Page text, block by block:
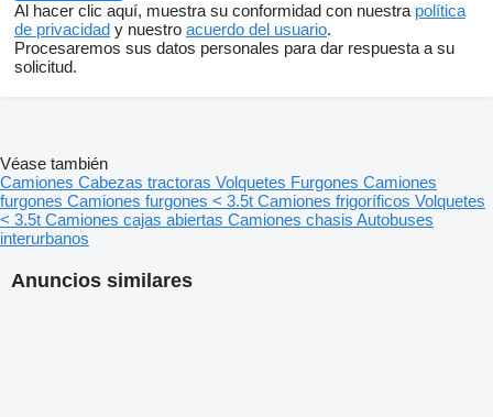
Al hacer clic aquí, muestra su conformidad con nuestra política
de privacidad y nuestro acuerdo del usuario.
Procesaremos sus datos personales para dar respuesta a su
solicitud.
Anuncios similares
Véase también
Camiones Cabezas tractoras Volquetes Furgones Camiones
furgones Camiones furgones < 3.5t Camiones frigoríficos Volquetes
< 3.5t Camiones cajas abiertas Camiones chasis Autobuses
interurbanos